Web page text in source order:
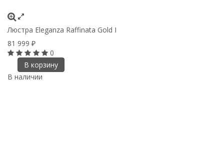
Люстра Eleganza Raffinata Gold I
81 999 ₽
0
В корзину
В наличии